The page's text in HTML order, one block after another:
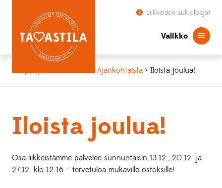
Liikkeiden aukioloajat
Valikko
>Ajankohtaista > Iloista joulua!
Iloista joulua!
Osa liikkeistämme palvelee sunnuntaisin 13.12., 20.12. ja
27.12. klo 12-16 – tervetuloa mukaville ostoksille!